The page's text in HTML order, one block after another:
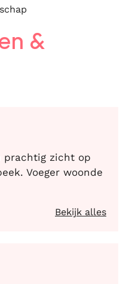
&
prachtig zicht op
Voeger woonde
Bekijk alles